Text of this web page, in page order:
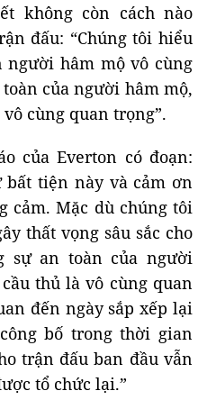
không còn cách nào
đấu: “Chúng tôi hiểu
hâm mộ vô cùng
của người hâm mộ,
cùng quan trọng”.
của Everton có đoạn:
tiện này và cảm ơn
cảm. Mặc dù chúng tôi
thất vọng sâu sắc cho
sự an toàn của người
thủ là vô cùng quan
đến ngày sắp xếp lại
bố trong thời gian
trận đấu ban đầu vẫn
tổ chức lại.”